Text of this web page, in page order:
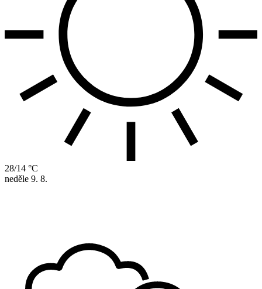
28/14 °C
neděle 9. 8.